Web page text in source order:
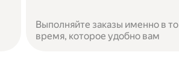
Выполняйте заказы именно в то
время, которое удобно вам